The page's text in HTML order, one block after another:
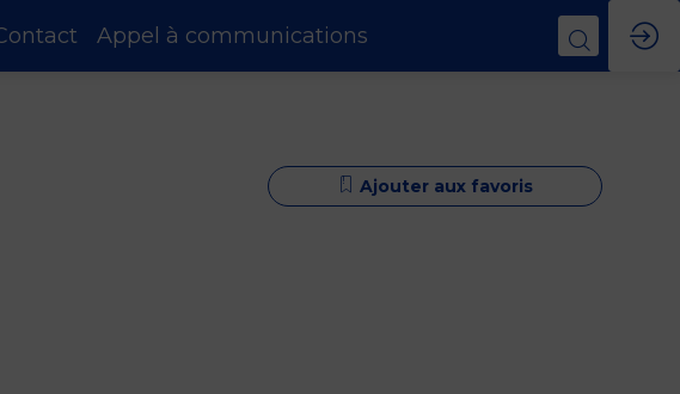
Appel à communications
Ajouter aux favoris